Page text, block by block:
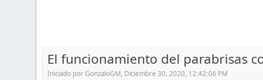
El funcionamiento del parabrisas
Iniciado por GonzaloGM, Diciembre 30, 2020, 12:42:06 PM